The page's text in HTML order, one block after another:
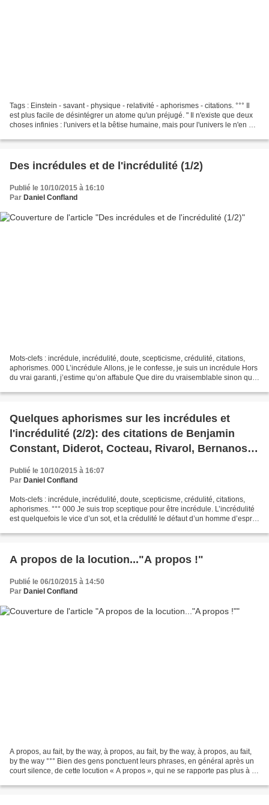
Tags : Einstein - savant - physique - relativité - aphorismes - citations. °°° Il
est plus facile de désintégrer un atome qu'un préjugé. " Il n'existe que deux
choses infinies : l'univers et la bêtise humaine, mais pour l'univers le n'en ai
Des incrédules et de l'incrédulité (1/2)
Publié le 10/10/2015 à 16:10
Par Daniel Confland
Mots-clefs : incrédule, incrédulité, doute, scepticisme, crédulité, citations,
aphorismes. 000 L’incrédule Allons, je le confesse, je suis un incrédule Hors
du vrai garanti, j’estime qu’on affabule Que dire du vraisemblable sinon que
Quelques aphorismes sur les incrédules et
l'incrédulité (2/2): des citations de Benjamin
Constant, Diderot, Cocteau, Rivarol, Bernanos,
Publié le 10/10/2015 à 16:07
Par Daniel Confland
Mots-clefs : incrédule, incrédulité, doute, scepticisme, crédulité, citations,
aphorismes. °°° 000 Je suis trop sceptique pour être incrédule. L’incrédulité
est quelquefois le vice d’un sot, et la crédulité le défaut d’un homme d’esprit.
A propos de la locution..."A propos !"
Publié le 06/10/2015 à 14:50
Par Daniel Confland
A propos, au fait, by the way, à propos, au fait, by the way, à propos, au fait,
by the way °°° Bien des gens ponctuent leurs phrases, en général après un
court silence, de cette locution « A propos », qui ne se rapporte pas plus à la